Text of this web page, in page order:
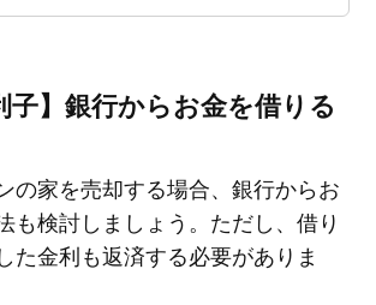
子】銀行からお金を借りる
の家を売却する場合、銀行からお
も検討しましょう。ただし、借り
た金利も返済する必要がありま